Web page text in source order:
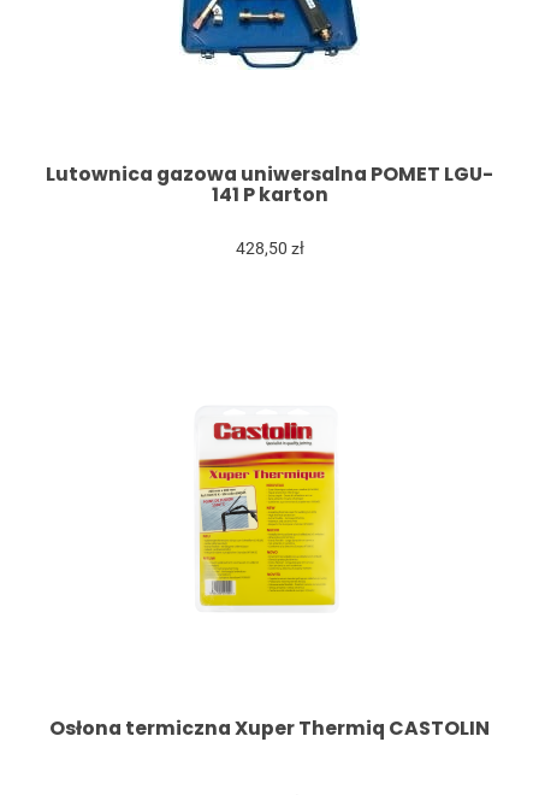
Lutownica gazowa uniwersalna POMET LGU-
141 P karton
428,50 zł
Osłona termiczna Xuper Thermiq CASTOLIN